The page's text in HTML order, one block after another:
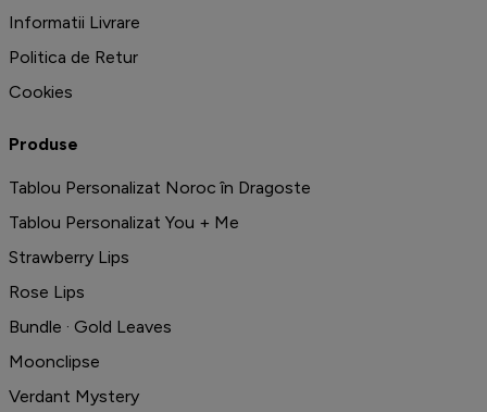
Informatii Livrare
Politica de Retur
Cookies
Produse
Tablou Personalizat Noroc în Dragoste
Tablou Personalizat You + Me
Strawberry Lips
Rose Lips
Bundle · Gold Leaves
Moonclipse
Verdant Mystery